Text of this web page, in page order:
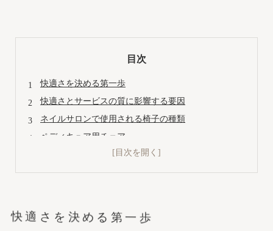
目次
快適さを決める第一歩
快適さとサービスの質に影響する要因
ネイルサロンで使用される椅子の種類
ペディキュア用チェア
快適なネイルサロン椅子の選び方
ネイルサロンのテーマに合わせた椅子のデザイン選び
快適さを決める第一歩